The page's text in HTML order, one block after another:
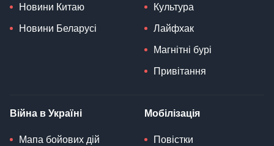
Новини Китаю
Новини Беларусі
Культура
Лайфхак
Магнітні бурі
Привітання
Війна в Україні
Мапа бойових дій
Мобілізація
Повістки